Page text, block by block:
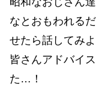
なとおもわれる
せたら話してみ
皆さんアドバイ
た…！